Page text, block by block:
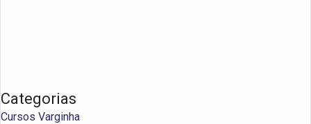
Categorias
Cursos Varginha